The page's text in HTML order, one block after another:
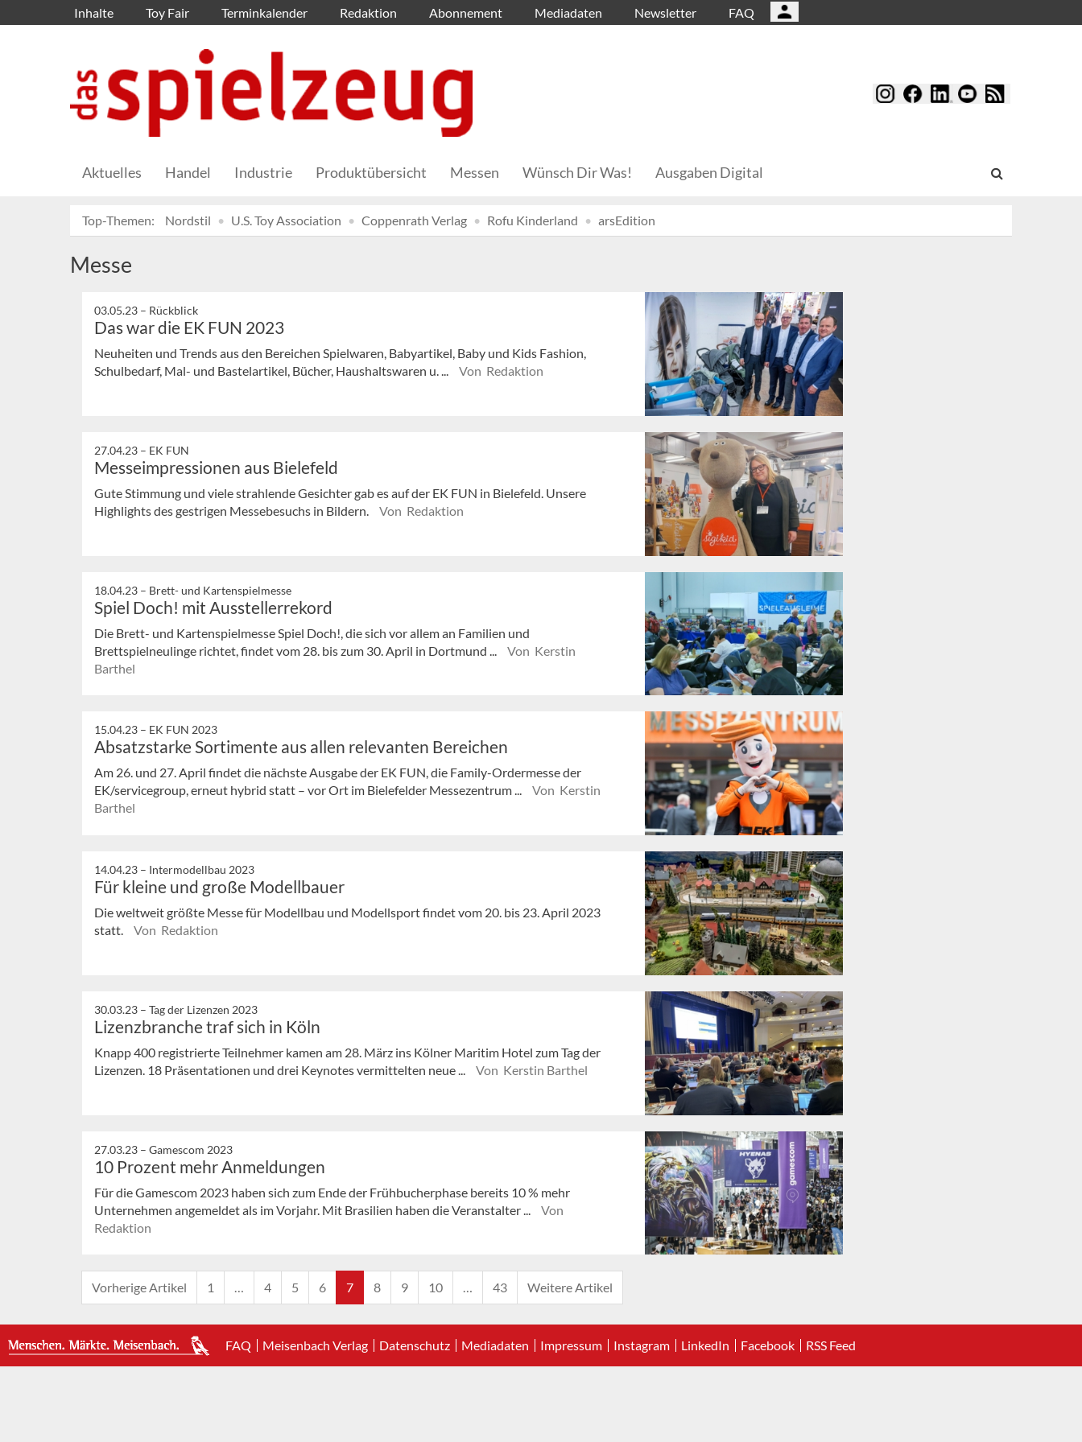
Inhalte Toy Fair Terminkalender Redaktion Abonnement Mediadaten Newsletter FAQ
Aktuelles Handel Industrie Produktübersicht Messen Wünsch Dir Was! Ausgaben Digital
Top-Themen: Nordstil U.S. Toy Association Coppenrath Verlag Rofu Kinderland arsEdition
Messe
03.05.23 – Rückblick
Das war die EK FUN 2023
Neuheiten und Trends aus den Bereichen Spielwaren, Babyartikel, Baby und Kids Fashion,
Schulbedarf, Mal- und Bastelartikel, Bücher, Haushaltswaren u. ...
Von Redaktion
27.04.23 – EK FUN
Messeimpressionen aus Bielefeld
Gute Stimmung und viele strahlende Gesichter gab es auf der EK FUN in Bielefeld. Unsere
Highlights des gestrigen Messebesuchs in Bildern.
Von Redaktion
18.04.23 – Brett- und Kartenspielmesse
Spiel Doch! mit Ausstellerrekord
Die Brett- und Kartenspielmesse Spiel Doch!, die sich vor allem an Familien und
Brettspielneulinge richtet, findet vom 28. bis zum 30. April in Dortmund ...
Von Kerstin
Barthel
15.04.23 – EK FUN 2023
Absatzstarke Sortimente aus allen relevanten Bereichen
Am 26. und 27. April findet die nächste Ausgabe der EK FUN, die Family-Ordermesse der
EK/servicegroup, erneut hybrid statt – vor Ort im Bielefelder Messezentrum ...
Von Kerstin
Barthel
14.04.23 – Intermodellbau 2023
Für kleine und große Modellbauer
Die weltweit größte Messe für Modellbau und Modellsport findet vom 20. bis 23. April 2023
statt.
Von Redaktion
30.03.23 – Tag der Lizenzen 2023
Lizenzbranche traf sich in Köln
Knapp 400 registrierte Teilnehmer kamen am 28. März ins Kölner Maritim Hotel zum Tag der
Lizenzen. 18 Präsentationen und drei Keynotes vermittelten neue ...
Von Kerstin Barthel
27.03.23 – Gamescom 2023
10 Prozent mehr Anmeldungen
Für die Gamescom 2023 haben sich zum Ende der Frühbucherphase bereits 10 % mehr
Unternehmen angemeldet als im Vorjahr. Mit Brasilien haben die Veranstalter ...
Von
Redaktion
Vorherige Artikel 1 … 4 5 6 7 8 9 10 … 43 Weitere Artikel
FAQ Meisenbach Verlag Datenschutz Mediadaten Impressum Instagram LinkedIn Facebook RSS Feed